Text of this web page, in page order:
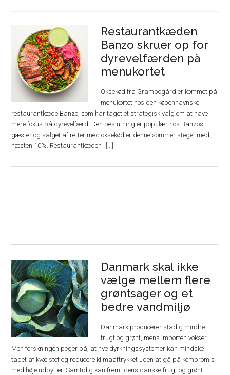
Restaurantkæden
Banzo skruer op for
dyrevelfærden på
menukortet
Oksekød fra Grambogård er kommet på
menukortet hos den københavnske
restaurantkæde Banzo, som har taget et strategisk valg om at have
mere fokus på dyrevelfærd. Den beslutning er populær hos Banzos
gæster og salget af retter med oksekød er denne sommer steget med
næsten 10%. Restaurantkæden
Danmark skal ikke
vælge mellem flere
grøntsager og et
bedre vandmiljø
Danmark producerer stadig mindre
frugt og grønt, mens importen vokser.
Men forskningen peger på, at nye dyrkningssystemer kan mindske
tabet af kvælstof og reducere klimaaftrykket uden at gå på kompromis
med høje udbytter. Samtidig kan fremtidens danske frugt og grønt